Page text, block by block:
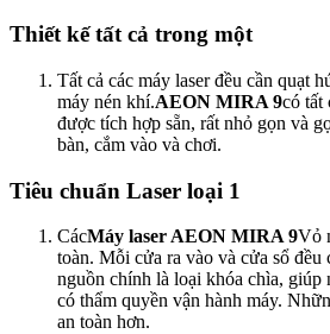
Thiết kế tất cả trong một
Tất cả các máy laser đều cần quạt
máy nén khí.AEON MIRA 9có tất
được tích hợp sẵn, rất nhỏ gọn và
bàn, cắm vào và chơi.
Tiêu chuẩn Laser loại 1
CácMáy laser AEON MIRA 9Vỏ
toàn. Mỗi cửa ra vào và cửa sổ đều
nguồn chính là loại khóa chìa, giúp
có thẩm quyền vận hành máy.
an toàn hơn.